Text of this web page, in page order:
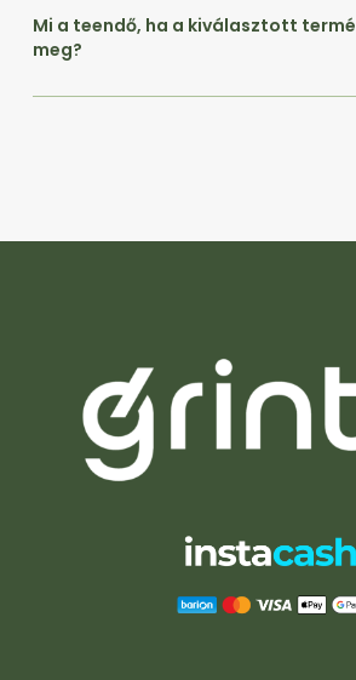
Mi a teendő, ha a kiválasztott
meg?